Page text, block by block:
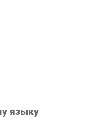
языку